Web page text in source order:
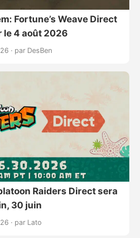
Fortune’s Weave Direct
le 4 août 2026
· par DesBen
Raiders Direct sera
30 juin
· par Lato